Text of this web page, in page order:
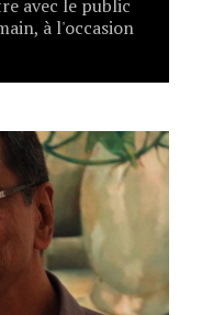
avec le public
à l'occasion